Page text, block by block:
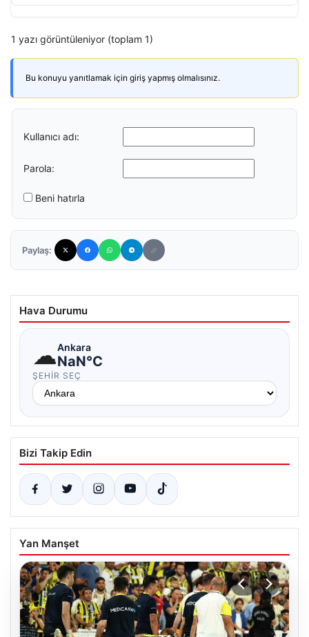
1 yazı görüntüleniyor (toplam 1)
Bu konuyu yanıtlamak için giriş yapmış olmalısınız.
Kullanıcı adı:
Parola:
Beni hatırla
Paylaş:
Hava Durumu
☁Ankara
NaN°C
ŞEHIR SEÇ
Bizi Takip Edin
Yan Manşet